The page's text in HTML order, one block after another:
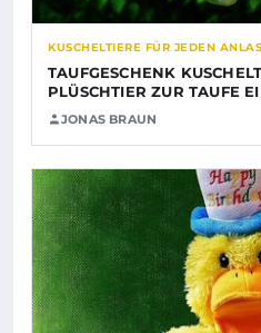
KUSCHELTIERE FÜR JEDEN
TAUFGESCHENK
PLÜSCHTIER ZUR TAUFE
JONAS BRAUN